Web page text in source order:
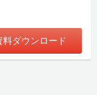
料ダウンロード